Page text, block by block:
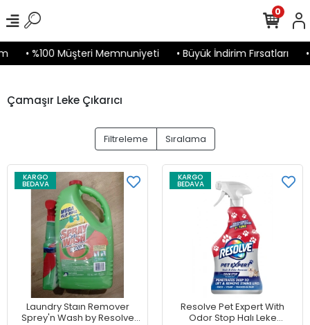
• %100 Müşteri Memnuniyeti • Büyük İndirim Fırsatları
0
Çamaşır Leke Çıkarıcı
Filtreleme Sıralama
KARGO
BEDAVA
Laundry Staın Remover
Sprey'n Wash by Resolve
KARGO
BEDAVA
Resolve Pet Expert With
Odor Stop Halı Leke